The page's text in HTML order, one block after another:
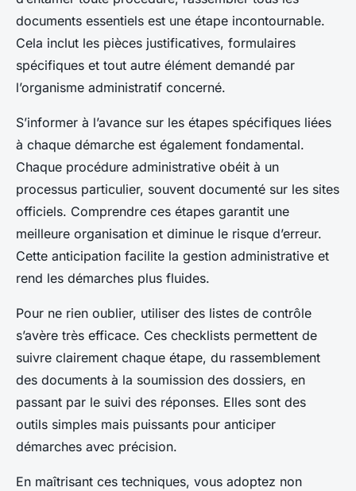
documents essentiels est une étape incontournable.
Cela inclut les pièces justificatives, formulaires
spécifiques et tout autre élément demandé par
l’organisme administratif concerné.
S’informer à l’avance sur les étapes spécifiques liées
à chaque démarche est également fondamental.
Chaque procédure administrative obéit à un
processus particulier, souvent documenté sur les sites
officiels. Comprendre ces étapes garantit une
meilleure organisation et diminue le risque d’erreur.
Cette anticipation facilite la gestion administrative et
rend les démarches plus fluides.
Pour ne rien oublier, utiliser des listes de contrôle
s’avère très efficace. Ces checklists permettent de
suivre clairement chaque étape, du rassemblement
des documents à la soumission des dossiers, en
passant par le suivi des réponses. Elles sont des
outils simples mais puissants pour anticiper
démarches avec précision.
En maîtrisant ces techniques, vous adoptez non